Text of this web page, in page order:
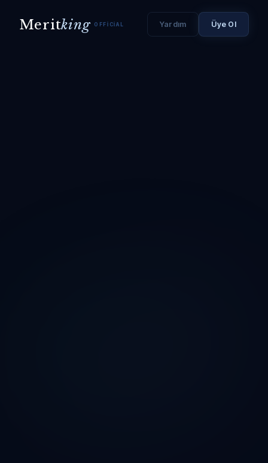
Meritking OFFICIAL Yardım Üye Ol